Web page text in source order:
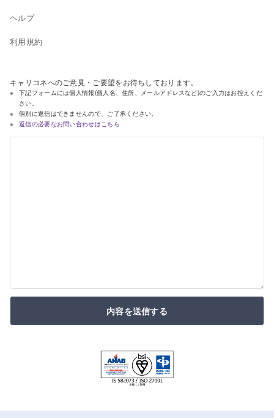
ヘルプ
利用規約
キャリコネへのご意見・ご要望をお待ちしております。
下記フォームには個人情報(個人名、住所、メールアドレスなど)のご入力はお控えくだ
さい。
個別に返信はできませんので、ご了承ください。
返信の必要なお問い合わせはこちら
内容を送信する